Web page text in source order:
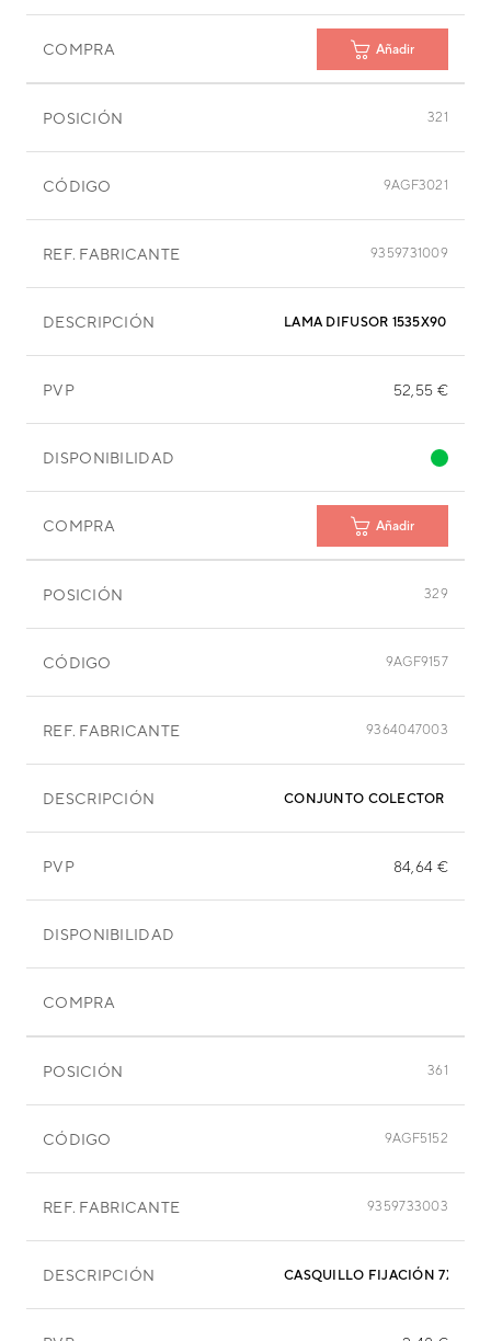
COMPRA Añadir
POSICIÓN 321
CÓDIGO 9AGF3021
REF. FABRICANTE 9359731009
DESCRIPCIÓN LAMA DIFUSOR 1535X90 MM
PVP 52,55 €
DISPONIBILIDAD
COMPRA Añadir
POSICIÓN 329
CÓDIGO 9AGF9157
REF. FABRICANTE 9364047003
DESCRIPCIÓN CONJUNTO COLECTOR
PVP 84,64 €
DISPONIBILIDAD
COMPRA
POSICIÓN 361
CÓDIGO 9AGF5152
REF. FABRICANTE 9359733003
DESCRIPCIÓN CASQUILLO FIJACIÓN 7X15,9